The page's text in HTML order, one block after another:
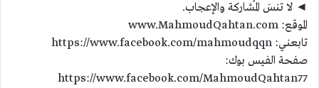
◄ لا تنسَ المُشاركة والإعجاب.
الموقع: www.MahmoudQahtan.com
تابعني: https://www.facebook.com/mahmoudqqn
صفحة الفيس بوك:
https://www.facebook.com/MahmoudQahtan77